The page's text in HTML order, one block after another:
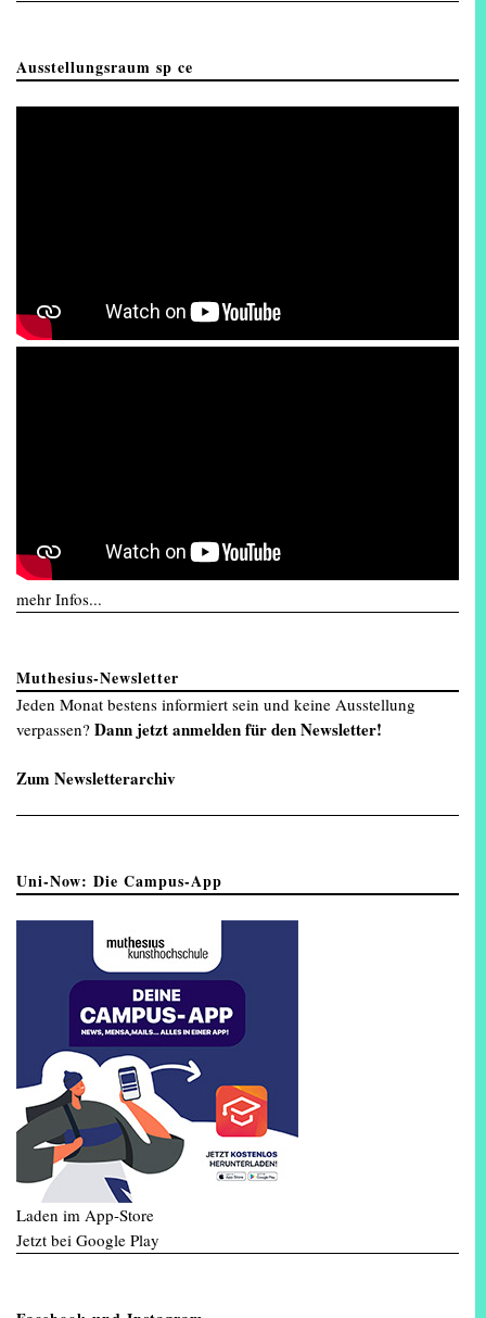
Ausstellungsraum sp ce
mehr Infos...
Muthesius-Newsletter
Jeden Monat bestens informiert sein und keine Ausstellung
verpassen? Dann jetzt anmelden für den Newsletter!
Zum Newsletterarchiv
Uni-Now: Die Campus-App
Laden im App-Store
Jetzt bei Google Play